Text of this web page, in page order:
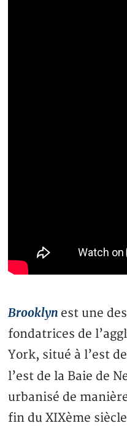
Brooklyn est une
fondatrices de
York, situé à l’est
l’est de la Baie de
urbanisé de
fin du XIXème